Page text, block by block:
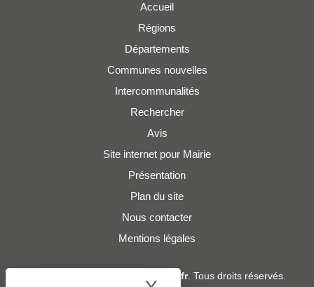
Accueil
Régions
Départements
Communes nouvelles
Intercommunalités
Rechercher
Avis
Site internet pour Mairie
Présentation
Plan du site
Nous contacter
Mentions légales
Adresses-Mairies.fr. Tous droits réservés.